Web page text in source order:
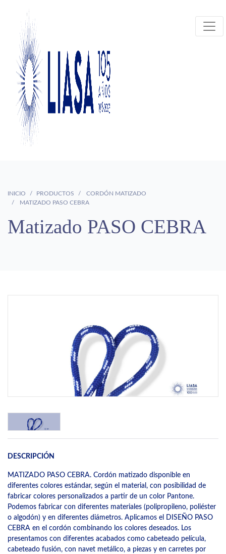
INICIO PRODUCTOS
CORDÓN MATIZADO
MATIZADO PASO CEBRA
Matizado PASO CEBRA
DESCRIPCIÓN
MATIZADO PASO CEBRA. Cordón matizado disponible en
diferentes colores estándar, según el material, con posibilidad de
fabricar colores personalizados a partir de un color Pantone.
Podemos fabricar con diferentes materiales (polipropileno, poliéster
o algodón) y en diferentes diámetros. Aplicamos el DISEÑO PASO
CEBRA en el cordón combinando los colores deseados. Los
presentamos con diferentes acabados como cabeteado película,
cabeteado fusión, con navet metálico, a piezas y en carretes por